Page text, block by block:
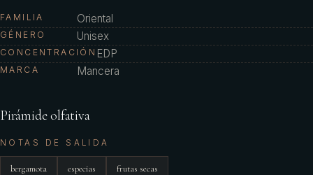
FAMILIA Oriental
GÉNERO Unisex
CONCENTRACIÓN EDP
MARCA Mancera
Pirámide olfativa
NOTAS DE SALIDA
bergamota especias frutas secas